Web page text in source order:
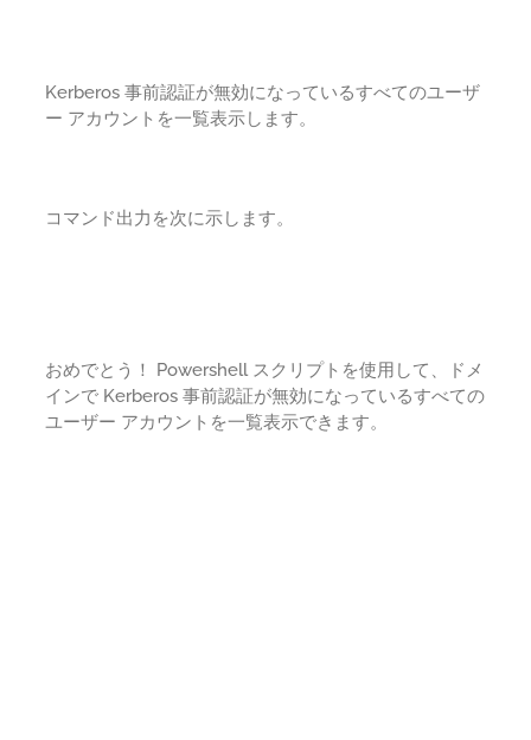
Kerberos 事前認証が無効になっているすべてのユーザ
ー アカウントを一覧表示します。
コマンド出力を次に示します。
おめでとう！ Powershell スクリプトを使用して、ドメ
インで Kerberos 事前認証が無効になっているすべての
ユーザー アカウントを一覧表示できます。